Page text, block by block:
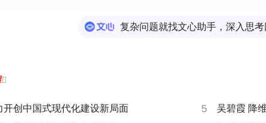
复杂问题就找文心助手，深入思

开创中国式现代化建设新局面 5 吴碧霞 降